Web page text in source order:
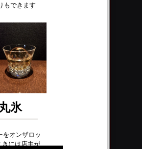
もできます
丸氷
をオンザロッ
きには店主が